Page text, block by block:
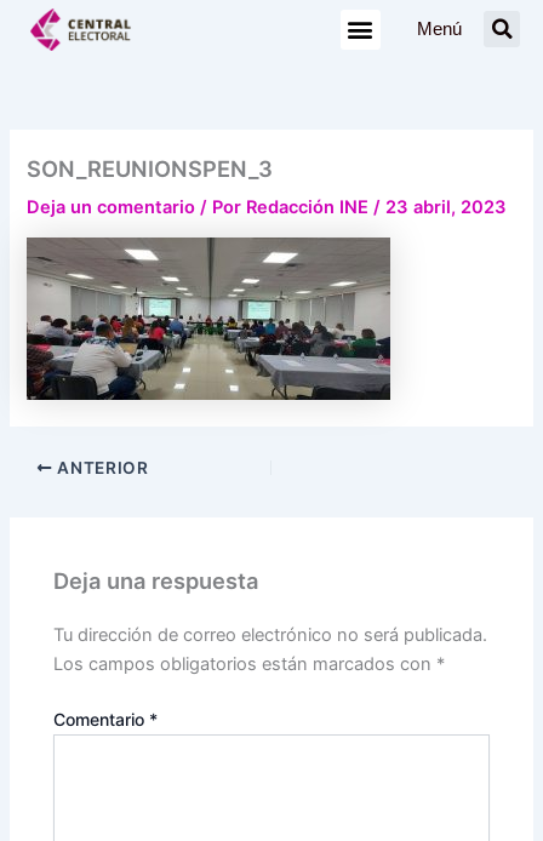
Menú
SON_REUNIONSPEN_3
Deja un comentario / Por Redacción INE/ 23 abril, 2023
ANTERIOR
Deja una respuesta
Tu dirección de correo electrónico no será publicada.
Los campos obligatorios están marcados con *
Comentario *